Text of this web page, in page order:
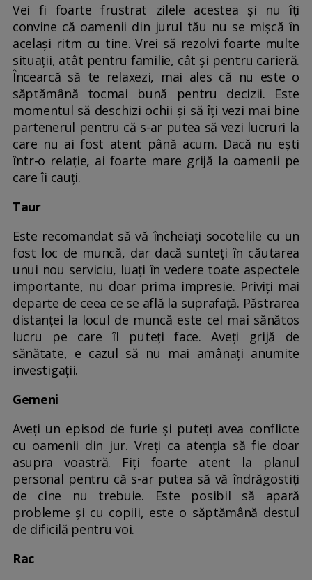
Vei fi foarte frustrat zilele acestea și nu îți
convine că oamenii din jurul tău nu se mișcă în
același ritm cu tine. Vrei să rezolvi foarte multe
situații, atât pentru familie, cât și pentru carieră.
Încearcă să te relaxezi, mai ales că nu este o
săptămână tocmai bună pentru decizii. Este
momentul să deschizi ochii și să îți vezi mai bine
partenerul pentru că s-ar putea să vezi lucruri la
care nu ai fost atent până acum. Dacă nu ești
într-o relație, ai foarte mare grijă la oamenii pe
care îi cauți.
Taur
Este recomandat să vă încheiați socotelile cu un
fost loc de muncă, dar dacă sunteți în căutarea
unui nou serviciu, luați în vedere toate aspectele
importante, nu doar prima impresie. Priviți mai
departe de ceea ce se află la suprafață. Păstrarea
distanței la locul de muncă este cel mai sănătos
lucru pe care îl puteți face. Aveți grijă de
sănătate, e cazul să nu mai amânați anumite
investigații.
Gemeni
Aveți un episod de furie și puteți avea conflicte
cu oamenii din jur. Vreți ca atenția să fie doar
asupra voastră. Fiți foarte atent la planul
personal pentru că s-ar putea să vă îndrăgostiți
de cine nu trebuie. Este posibil să apară
probleme și cu copiii, este o săptămână destul
de dificilă pentru voi.
Rac